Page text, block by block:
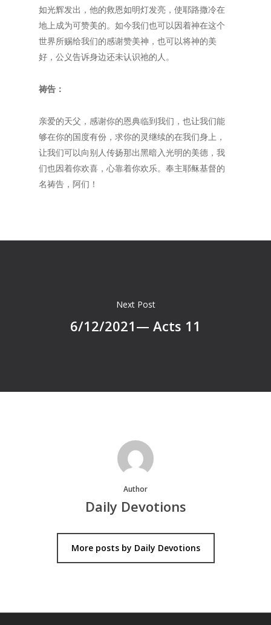
如光辉发出，他的救恩如明灯发亮，使耶路撒冷在
地上成为可赞美的。如今我们也可以因着神在这个
世界所赐给我们的感谢赞美神，也可以将神的美
好，公义告诉身边还未认识祂的人。
祷告：
亲爱的天父，感谢你的恩典临到我们，也让我们能
够在你的国度有份，求你的灵继续的在我们身上，
让我们可以向别人传扬那出黑暗入光明的美德，我
们也因着你欢喜，心靠着你欢乐。奉主耶稣基督的
名祷告，阿们！
Next Post
6/12/2021— Acts 11
Author
Daily Devotions
More posts by Daily Devotions